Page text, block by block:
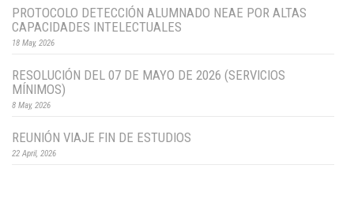
PROTOCOLO DETECCIÓN ALUMNADO NEAE POR ALTAS
CAPACIDADES INTELECTUALES
18 May, 2026
RESOLUCIÓN DEL 07 DE MAYO DE 2026 (SERVICIOS
MÍNIMOS)
8 May, 2026
REUNIÓN VIAJE FIN DE ESTUDIOS
22 April, 2026